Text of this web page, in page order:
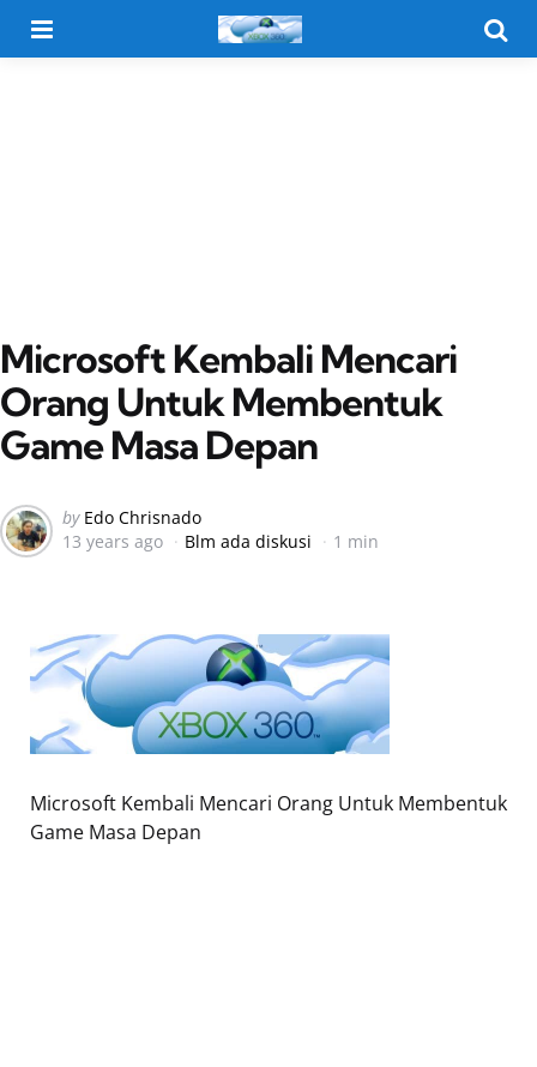
Microsoft Kembali Mencari
Orang Untuk Membentuk
Game Masa Depan
Posted
by
by Edo Chrisnado
13 years ago
Blm ada diskusi 1 min
Microsoft Kembali Mencari Orang Untuk Membentuk
Game Masa Depan